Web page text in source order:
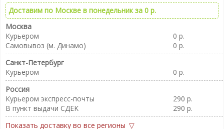
Доставим по Москве в понедельник за 0 р.
Москва
Курьером
0 р.
Самовывоз (м. Динамо)
0 р.
Санкт-Петербург
Курьером
0 р.
Россия
Курьером экспресс-почты
290 р.
В пункт выдачи CДEK
290 р.
Показать доставку во все регионы